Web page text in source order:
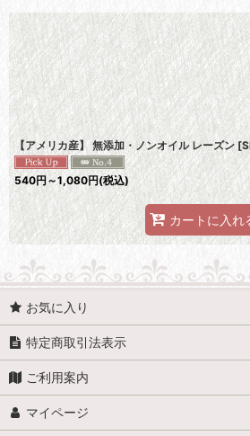
並び順:
【アメリカ産】 無添加・ノンオイル レーズン [
540円 ～1,080円(税込)
カートに入れ
お気に入り
特定商取引法表示
ご利用案内
マイページ